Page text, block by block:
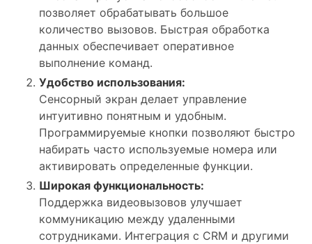
позволяет обрабатывать большое
количество вызовов. Быстрая обработка
данных обеспечивает оперативное
выполнение команд.
Удобство использования:
Сенсорный экран делает управление
интуитивно понятным и удобным.
Программируемые кнопки позволяют быстро
набирать часто используемые номера или
активировать определенные функции.
Широкая функциональность:
Поддержка видеовызовов улучшает
коммуникацию между удаленными
сотрудниками. Интеграция с CRM и другими